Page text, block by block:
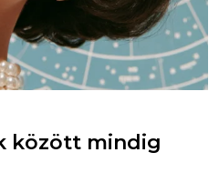
között mindig